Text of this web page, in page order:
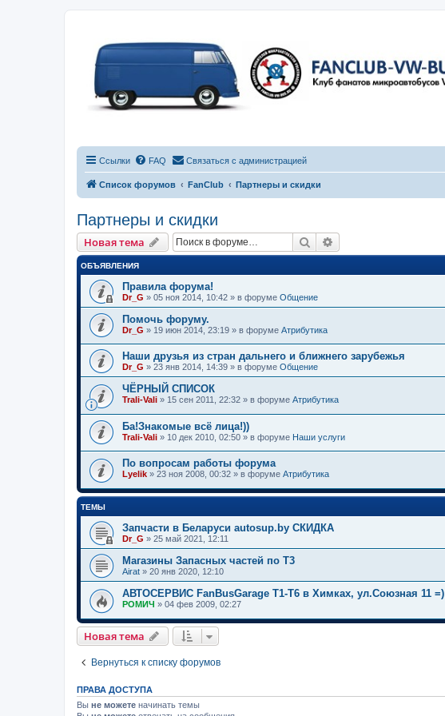
Ссылки FAQ Связаться с администрацией
Список форумов FanClub Партнеры и скидки
Партнеры и скидки
Новая тема Поиск
ОБЪЯВЛЕНИЯ
Правила форума!
Dr_G » 05 ноя 2014, 10:42 » в форуме Общение
Помочь форуму.
Dr_G » 19 июн 2014, 23:19 » в форуме Атрибутика
Наши друзья из стран дальнего и ближнего зарубежья
Dr_G » 23 янв 2014, 14:39 » в форуме Общение
ЧЁРНЫЙ СПИСОК
Trali-Vali » 15 сен 2011, 22:32 » в форуме Атрибутика
Ба!Знакомые всё лица!))
Trali-Vali » 10 дек 2010, 02:50 » в форуме Наши услуги
По вопросам работы форума
Lyelik » 23 ноя 2008, 00:32 » в форуме Атрибутика
ТЕМЫ
Запчасти в Беларуси autosup.by СКИДКА
Dr_G » 25 май 2021, 12:11
Магазины Запасных частей по Т3
Airat » 20 янв 2020, 12:10
АВТОСЕРВИС FanBusGarage Т1-Т6 в Химках, ул.Союзная 11 =)
РОМИЧ » 04 фев 2009, 02:27
Новая тема
Вернуться к списку форумов
ПРАВА ДОСТУПА
Вы не можете начинать темы